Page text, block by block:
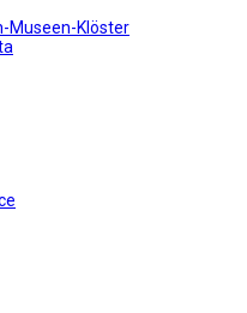
Museen-Klöster